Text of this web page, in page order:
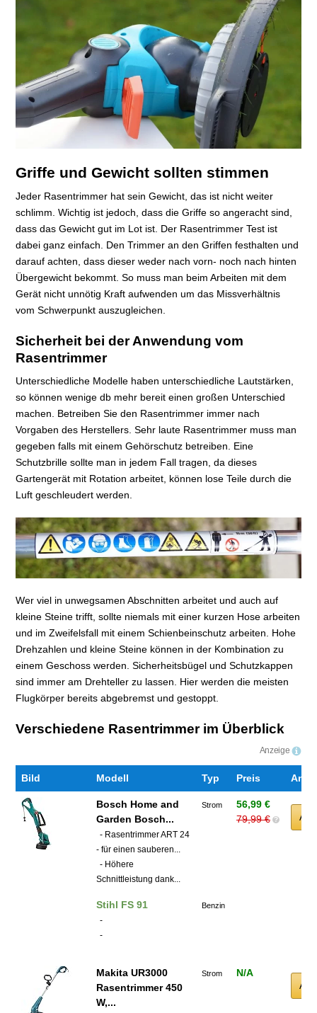
Griffe und Gewicht sollten stimmen
Jeder Rasentrimmer hat sein Gewicht, das ist nicht weiter
schlimm. Wichtig ist jedoch, dass die Griffe so angeracht sind,
dass das Gewicht gut im Lot ist. Der Rasentrimmer Test ist
dabei ganz einfach. Den Trimmer an den Griffen festhalten und
darauf achten, dass dieser weder nach vorn- noch nach hinten
Übergewicht bekommt. So muss man beim Arbeiten mit dem
Gerät nicht unnötig Kraft aufwenden um das Missverhältnis
vom Schwerpunkt auszugleichen.
Sicherheit bei der Anwendung vom
Rasentrimmer
Unterschiedliche Modelle haben unterschiedliche Lautstärken,
so können wenige db mehr bereit einen großen Unterschied
machen. Betreiben Sie den Rasentrimmer immer nach
Vorgaben des Herstellers. Sehr laute Rasentrimmer muss man
gegeben falls mit einem Gehörschutz betreiben. Eine
Schutzbrille sollte man in jedem Fall tragen, da dieses
Gartengerät mit Rotation arbeitet, können lose Teile durch die
Luft geschleudert werden.
Wer viel in unwegsamen Abschnitten arbeitet und auch auf
kleine Steine trifft, sollte niemals mit einer kurzen Hose arbeiten
und im Zweifelsfall mit einem Schienbeinschutz arbeiten. Hohe
Drehzahlen und kleine Steine können in der Kombination zu
einem Geschoss werden. Sicherheitsbügel und Schutzkappen
sind immer am Drehteller zu lassen. Hier werden die meisten
Flugkörper bereits abgebremst und gestoppt.
Verschiedene Rasentrimmer im Überblick
Anzeige
Bild Modell Typ Preis
Bosch Home and
Garden Bosch...
- Rasentrimmer ART 24
- für einen sauberen...
- Höhere
Schnittleistung dank...
Strom
56,99 €
79,99 € ?
Stihl FS 91
-
-
Benzin
Makita UR3000
Rasentrimmer 450
W,...
Strom N/A